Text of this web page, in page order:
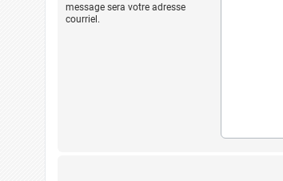
message sera votre adresse
courriel.